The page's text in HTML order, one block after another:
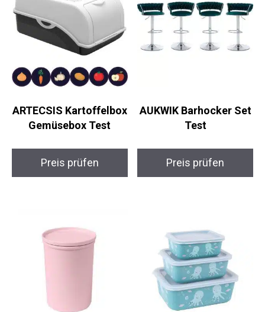
ARTECSIS Kartoffelbox
Gemüsebox Test
Preis prüfen
AUKWIK Barhocker Set
Test
Preis prüfen